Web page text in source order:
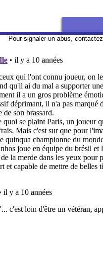
Pour signaler un abus, contactez